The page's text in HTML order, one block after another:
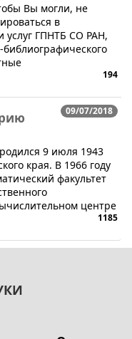
Вы могли, не
в
услуг ГПНТБ СО РАН,
194
09/07/2018
9 июля 1943
края. В 1966 году
факультет
центре
1185